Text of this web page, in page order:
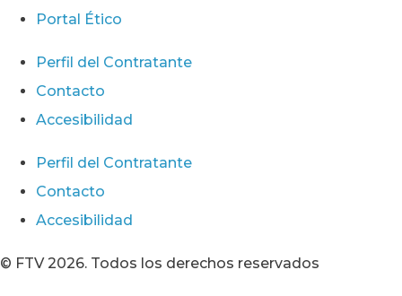
Portal Ético
Perfil del Contratante
Contacto
Accesibilidad
Perfil del Contratante
Contacto
Accesibilidad
© FTV 2026. Todos los derechos reservados